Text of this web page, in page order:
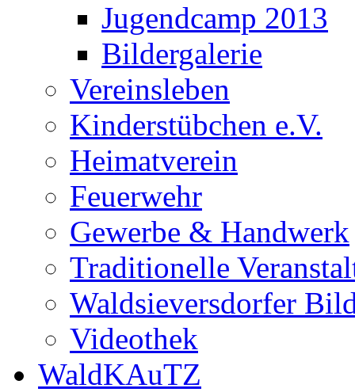
Jugendcamp 2013
Bildergalerie
Vereinsleben
Kinderstübchen e.V.
Heimatverein
Feuerwehr
Gewerbe & Handwerk
Traditionelle
Waldsieversdorfer
Videothek
WaldKAuTZ